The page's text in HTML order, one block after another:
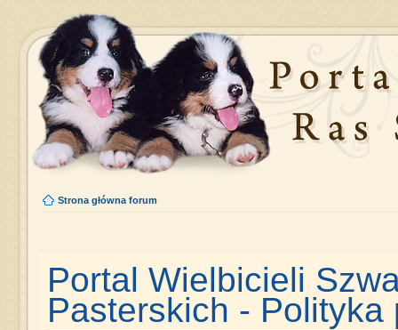
Strona główna forum
Portal Wielbicieli
Pasterskich - Polityka